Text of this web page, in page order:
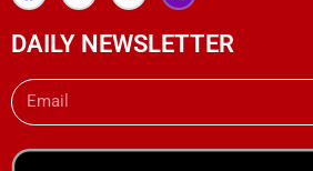
DAILY NEWSLETTER